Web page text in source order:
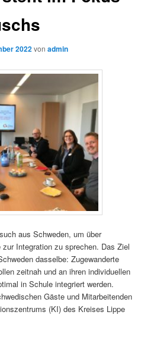
2022vonadmin
aus Schweden, um über
Integration zu sprechen. Das Ziel
dasselbe: Zugewanderte
zeitnah und an ihren individuellen
in Schule integriert werden.
Gäste und Mitarbeitenden
(KI) des Kreises Lippe